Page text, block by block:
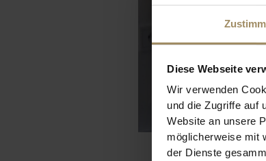
Diese Webseite
Wir verwenden
und die Zugriffe auf
Website an unsere
möglicherweise mit
der Dienste